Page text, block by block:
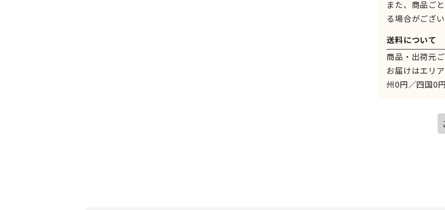
また、商品ご
る場合がござ
送料について
商品・出荷元
お届けはエリ
州0円／四国0